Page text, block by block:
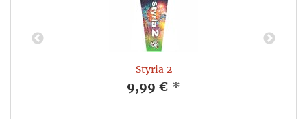
Styria 2
9,99 € *